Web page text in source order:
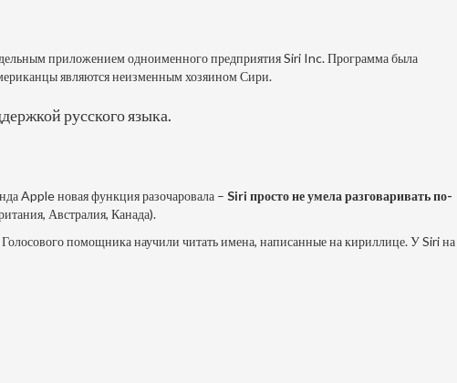
приложением одноименного предприятия Siri Inc. Программа была
являются неизменным хозяином Сири.
русского языка.
Apple новая функция разочаровала – Siri просто не умела разговаривать по-
Австралия, Канада).
помощника научили читать имена, написанные на кириллице. У Siri на